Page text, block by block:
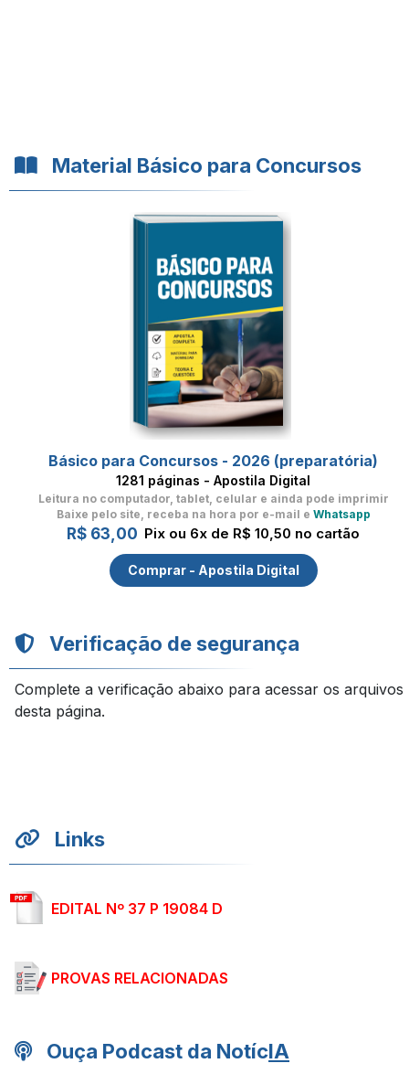
Material Básico para Concursos
Básico para Concursos - 2026 (preparatória)
1281 páginas - Apostila Digital
Leitura no computador, tablet, celular e ainda pode imprimir
Baixe pelo site, receba na hora por e-mail e Whatsapp
R$ 63,00 Pix ou 6x de R$ 10,50 no cartão
Comprar - Apostila Digital
Verificação de segurança
Complete a verificação abaixo para acessar os arquivos
desta página.
Links
EDITAL Nº 37 P 19084 D
PROVAS RELACIONADAS
Ouça Podcast da NotícIA